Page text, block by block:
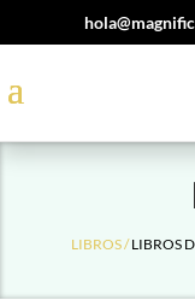
LIBROS /LIBROS